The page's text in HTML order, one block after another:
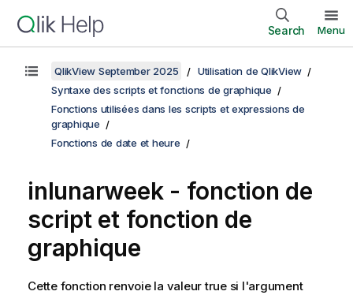
Search Menu
QlikView September 2025
Utilisation de QlikView
Syntaxe des scripts et fonctions de graphique
Fonctions utilisées dans les scripts et expressions de
graphique
Fonctions de date et heure
inlunarweek - fonction de
script et fonction de
graphique
Cette fonction renvoie la valeur true si l'argument